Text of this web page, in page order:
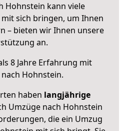
Hohnstein kann viele
sich bringen, um Ihnen
– bieten wir Ihnen unsere
an.
8 Jahre Erfahrung mit
Hohnstein.
haben langjährige
Umzüge nach Hohnstein
die ein Umzug